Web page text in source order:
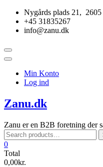
Skip
content
Nygårds plads 21,
+45 31835267
info@zanu.dk
Topbar
Menu
Min Konto
Log ind
Zanu.dk
Zanu er en B2B foretning der
Search
for:
0
Total
0,00kr.